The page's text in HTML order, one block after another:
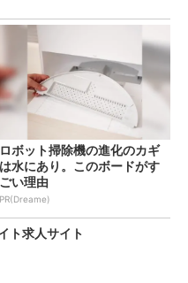
ロボット掃除機の進化のカギ
は水にあり。このボードがす
ごい理由
PR(Dreame)
ト求人サイト